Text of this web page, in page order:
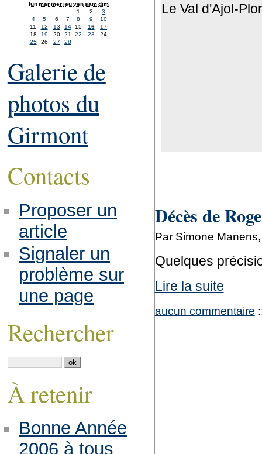
Le Val d'Ajol-
Décès de
Par Simone
Quelques
Lire la suite
aucun commentaire
lunmarmerjeuvensamdim
1
2
3
4
5 6 7 8 9
10
11
12 13 14 15 16
17
18
19 20 21 22 23
24
25
26 27 28
Galerie de
photos du
Girmont
Contacts
Proposer un
article
Signaler un
problème sur
une page
Rechercher
À retenir
Bonne Année
2006 à tous